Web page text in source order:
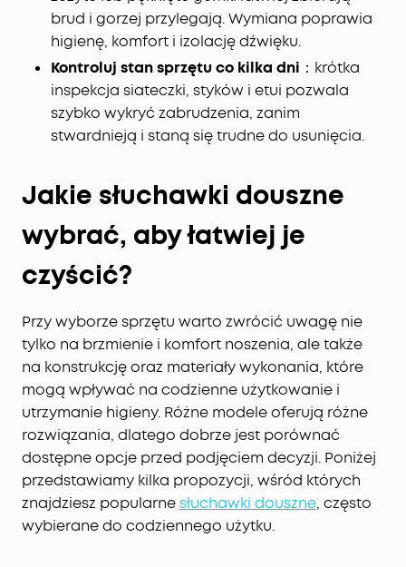
brud i gorzej przylegają. Wymiana poprawia
higienę, komfort i izolację dźwięku.
Kontroluj stan sprzętu co kilka dni ：krótka
inspekcja siateczki, styków i etui pozwala
szybko wykryć zabrudzenia, zanim
stwardnieją i staną się trudne do usunięcia.
Jakie słuchawki douszne
wybrać, aby łatwiej je
czyścić?
Przy wyborze sprzętu warto zwrócić uwagę nie
tylko na brzmienie i komfort noszenia, ale także
na konstrukcję oraz materiały wykonania, które
mogą wpływać na codzienne użytkowanie i
utrzymanie higieny. Różne modele oferują różne
rozwiązania, dlatego dobrze jest porównać
dostępne opcje przed podjęciem decyzji. Poniżej
przedstawiamy kilka propozycji, wśród których
znajdziesz popularnesłuchawki douszne, często
wybierane do codziennego użytku.